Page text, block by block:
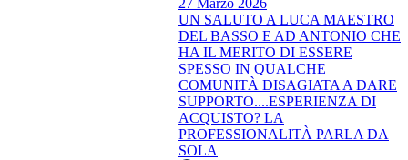
27 Marzo 2026
UN SALUTO A LUCA MAESTRO
DEL BASSO E AD ANTONIO CHE
HA IL MERITO DI ESSERE
SPESSO IN QUALCHE
COMUNITÀ DISAGIATA A DARE
SUPPORTO....ESPERIENZA DI
ACQUISTO? LA
PROFESSIONALITÀ PARLA DA
SOLA